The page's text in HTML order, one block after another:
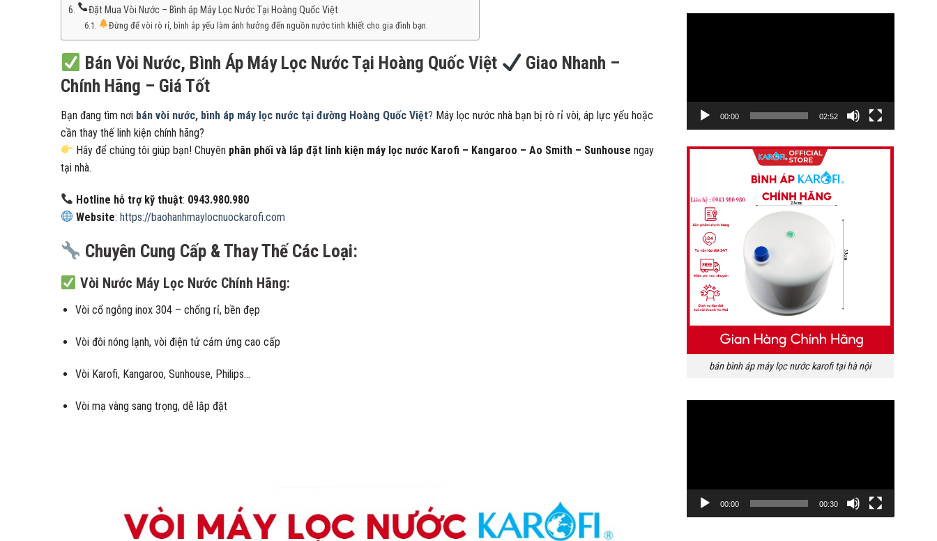
Đặt Mua Vòi Nước – Bình áp Máy Lọc Nước Tại Hoàng Quốc Việt
Đừng để vòi rò rỉ, bình áp yếu làm ảnh hưởng đến nguồn nước tinh khiết cho gia đình bạn.
Bán Vòi Nước, Bình Áp Máy Lọc Nước Tại Hoàng Quốc Việt
Giao Nhanh –
Chính Hãng – Giá Tốt
Bạn đang tìm nơi bán vòi nước, bình áp máy lọc nước tại đường Hoàng Quốc Việt? Máy lọc nước nhà bạn bị rò rỉ vòi, áp lực yếu hoặc
cần thay thế linh kiện chính hãng?
Hãy để chúng tôi giúp bạn! Chuyên phân phối và lắp đặt linh kiện máy lọc nước Karofi – Kangaroo – Ao Smith – Sunhouse ngay
tại nhà.
Hotline hỗ trợ kỹ thuật: 0943.980.980
Website:https://baohanhmaylocnuockarofi.com
Chuyên Cung Cấp & Thay Thế Các Loại:
Vòi Nước Máy Lọc Nước Chính Hãng:
Vòi cổ ngỗng inox 304 – chống rỉ, bền đẹp
Vòi đôi nóng lạnh, vòi điện tử cảm ứng cao cấp
Vòi Karofi, Kangaroo, Sunhouse, Philips…
Vòi mạ vàng sang trọng, dễ lắp đặt
00:00 02:52
bán bình áp máy lọc nước karofi tại hà nội
00:00 00:30